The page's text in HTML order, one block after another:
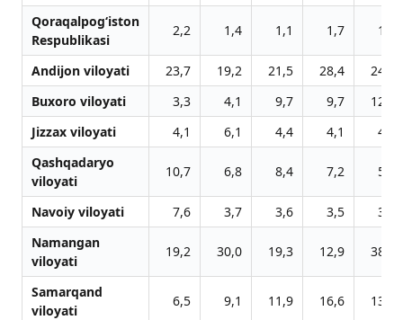
Qoraqalpog‘iston
Respublikasi
2,2 1,4 1,1 1,7 1,6
Andijon viloyati 23,7 19,2 21,5 28,4
24,0
Buxoro viloyati
3,3 4,1 9,7 9,7
12,6
Jizzax viloyati
4,1 6,1 4,4 4,1
4,6
Qashqadaryo
viloyati
10,7 6,8 8,4 7,2 5,1
Navoiy viloyati 7,6 3,7 3,6 3,5
3,6
Namangan
viloyati
19,2 30,0 19,3 12,9 38,5
Samarqand
viloyati
6,5 9,1 11,9 16,6 13,2